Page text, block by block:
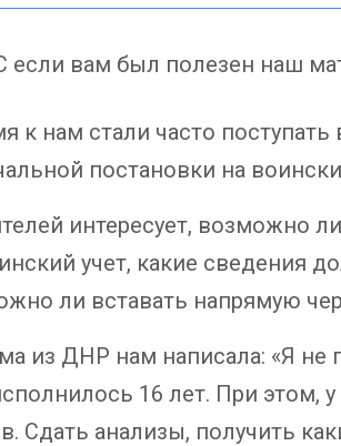
вам был полезен наш
к нам стали часто
постановки на
интересует, возможно
учет, какие сведения
ли вставать напрямую
из ДНР нам написала: «Я не
16 лет. При этом,
Сдать анализы, получить